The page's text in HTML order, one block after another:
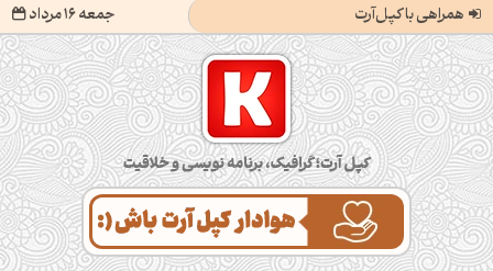
همراهی با کپل‌آرت جمعه 16 مرداد کپل‌آرت؛ گرافیک، برنامه‌نویسی و خلاقیت